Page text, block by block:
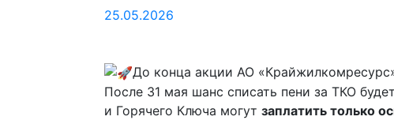
25.05.2026
До конца акции АО
После 31 мая шанс списать пени за ТКО
и Горячего Ключа могут заплатить только